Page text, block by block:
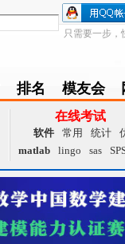
只需要一步，
排名
Ranklist
模友会
Club
在线考试
软件 常用 统计
matlab
lingo sas